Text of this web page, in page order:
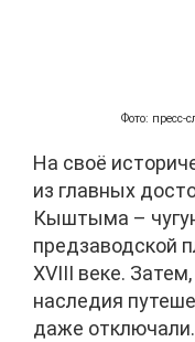
Фото:
На своё
из главных
Кыштыма –
предзаводской
XVIII веке.
наследия
даже